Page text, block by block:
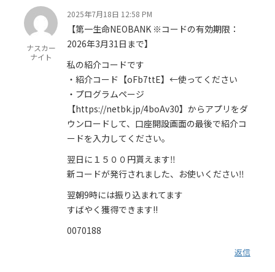
ナスカー
ナイト
2025年7月18日 12:58 PM
【第一生命NEOBANK ※コードの有効期限：
2026年3月31日まで】
私の紹介コードです
・紹介コード【oFb7ttE】←使ってください
・プログラムページ
【https://netbk.jp/4boAv30】からアプリをダ
ウンロードして、口座開設画面の最後で紹介コ
ードを入力してください。
翌日に１５００円貰えます‼️
新コードが発行されました、お使いください‼️
翌朝9時には振り込まれてます
すばやく獲得できます!!
0070188
返信